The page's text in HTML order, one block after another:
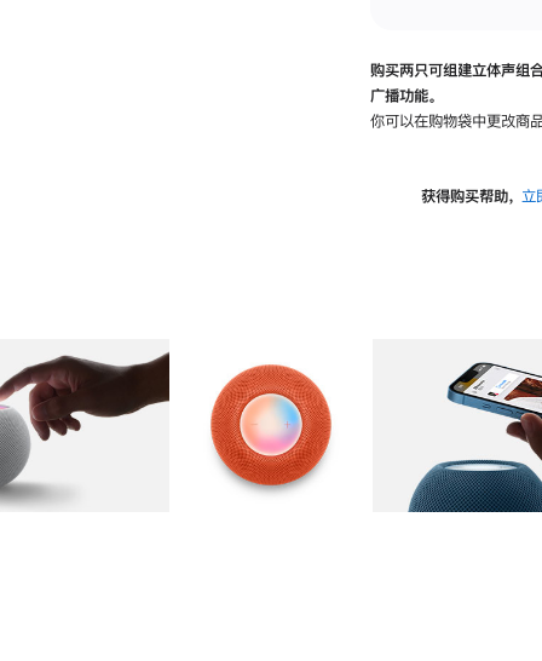
购买两只可组建立体声组
广播功能。
你可以在购物袋中更改商
获得购买帮助， 立
图库 图像 图库 图像 图